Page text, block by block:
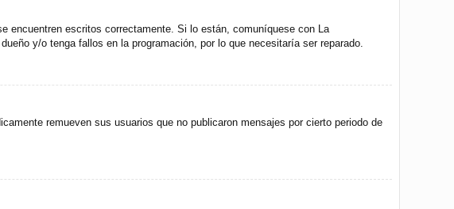
encuentren escritos correctamente. Si lo están, comuníquese con La
y/o tenga fallos en la programación, por lo que necesitaría ser reparado.
remueven sus usuarios que no publicaron mensajes por cierto periodo de